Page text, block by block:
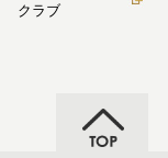
クラブ